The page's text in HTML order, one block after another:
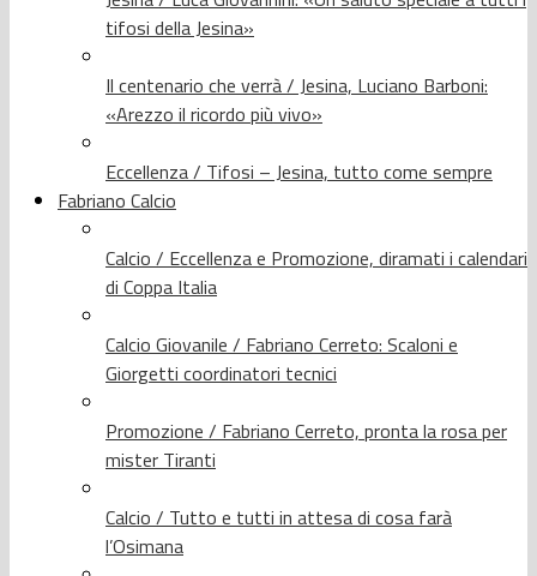
tifosi della Jesina»
Il centenario che verrà / Jesina, Luciano Barboni:
«Arezzo il ricordo più vivo»
Eccellenza / Tifosi – Jesina, tutto come sempre
Fabriano Calcio
Calcio / Eccellenza e Promozione, diramati i calendari
di Coppa Italia
Calcio Giovanile / Fabriano Cerreto: Scaloni e
Giorgetti coordinatori tecnici
Promozione / Fabriano Cerreto, pronta la rosa per
mister Tiranti
Calcio / Tutto e tutti in attesa di cosa farà
l’Osimana